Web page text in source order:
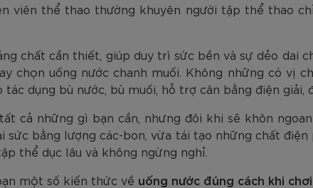
viên thể thao thường khuyên người tập thể thao
chất cần thiết, giúp duy trì sức bền và sự dẻo dai
chọn uống nước chanh muối. Không những có vị
tác dụng bù nước, bù muối, hỗ trợ cân bằng điện
cả những gì bạn cần, nhưng đôi khi sẽ khôn
bằng lượng các-bon, vừa tái tạo những chất
thể dục lâu và không ngừng nghỉ.
một số kiến thức về uống nước đúng cách khi